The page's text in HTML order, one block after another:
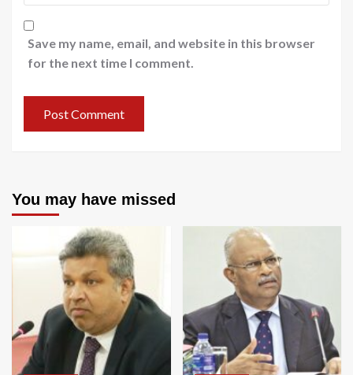
Save my name, email, and website in this browser
for the next time I comment.
You may have missed